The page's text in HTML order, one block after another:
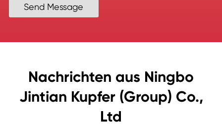
Send Message
Nachrichten aus Ningbo
Jintian Kupfer (Group) Co.,
Ltd